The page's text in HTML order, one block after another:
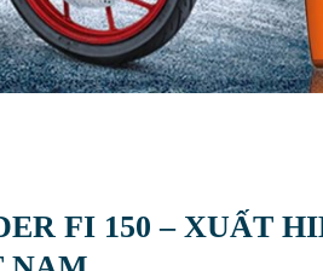
FI 150 – XUẤT